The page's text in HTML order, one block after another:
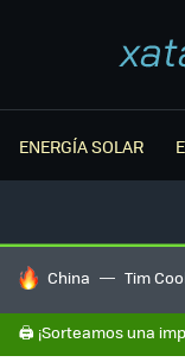
ENERGÍA SOLAR
HOY SE HABLA DE
China Tim
🖨️ ¡Sorteamos una